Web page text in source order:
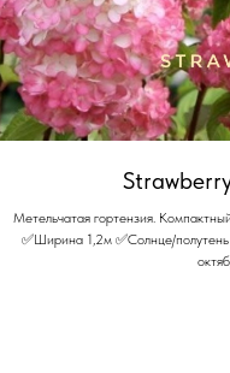
Метельчатая гортензия.
✅Ширина 1,2м ✅Солнце/